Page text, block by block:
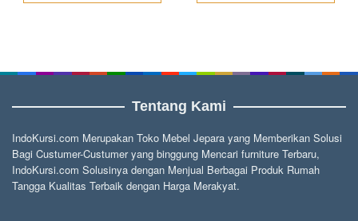
Tentang Kami
IndoKursi.com Merupakan Toko Mebel Jepara yang Memberikan Solusi
Bagi Custumer-Custumer yang binggung Mencari furniture Terbaru,
IndoKursi.com Solusinya dengan Menjual Berbagai Produk Rumah
Tangga Kualitas Terbaik dengan Harga Merakyat.